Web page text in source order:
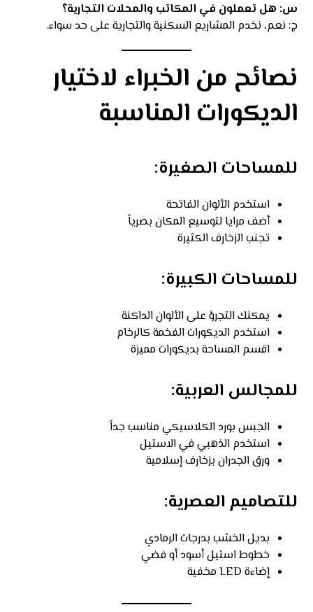
س: هل تعملون في المكاتب والمحلات التجارية؟
ج: نعم، نخدم المشاريع السكنية والتجارية على حد سواء.
نصائح من الخبراء لاختيار
الديكورات المناسبة
للمساحات الصغيرة:
استخدم الألوان الفاتحة
أضف مرايا لتوسيع المكان بصرياً
تجنب الزخارف الكثيرة
للمساحات الكبيرة:
يمكنك التجرؤ على الألوان الداكنة
استخدم الديكورات الفخمة كالرخام
اقسم المساحة بديكورات مميزة
للمجالس العربية:
الجبس بورد الكلاسيكي مناسب جداً
استخدم الذهبي في الاستيل
ورق الجدران بزخارف إسلامية
للتصاميم العصرية:
بديل الخشب بدرجات الرمادي
خطوط استيل أسود أو فضي
إضاءة LED مخفية